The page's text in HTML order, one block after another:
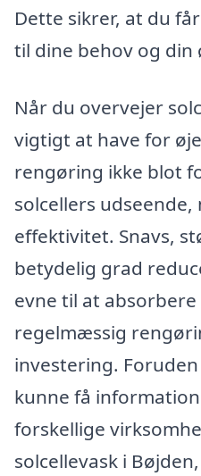
Dette sikrer, at du
til dine behov og din
Når du overvejer
vigtigt at have for
rengøring ikke blot
solcellers udseende,
effektivitet. Snavs,
betydelig grad
evne til at
regelmæssig
investering.
kunne få
forskellige
solcellevask i